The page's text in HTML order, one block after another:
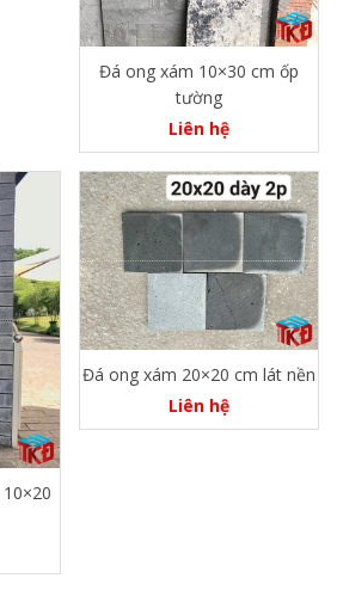
Đá ong xám 10×30 cm ốp
tường
Liên hệ
Đá ong xám 20×20 cm lát nền
Liên hệ